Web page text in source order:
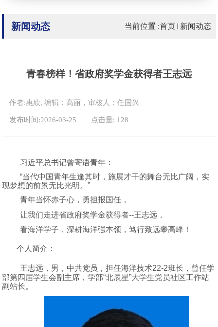
新闻动态 当前位置 :首页 新闻动态
青春榜样！省政府奖学金获得者王志远
作者:惠欣, 编辑：高丽，审核人：任国兴
发布时间:2026-03-25 点击量: 128
习近平总书记曾寄语青年：
“当代中国青年生逢其时，施展才干的舞台无比广阔，实
现梦想的前景无比光明。”
青年当怀赤子心，勇担报国任，
让我们走进省政府奖学金获得者--王志远，
看海洋学子，深耕海洋强本领，笃行致远攀高峰！
个人简介：
王志远，男，中共党员，担任海洋技术22-2班长，曾任学
部第四届学生会副主席，学部“北辰星”大学生党员社区工作站
副站长。